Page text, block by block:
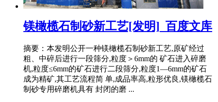
镁橄榄石制砂新工艺[发明]_百度文库
摘要：本发明公开一种镁橄榄石制砂新工艺,原矿经过
粗、中碎后进行一段筛分,粒度＞6mm的 矿石进入碎磨
机,粒度≤6mm的矿石进行二段筛分,粒度1—6mm的矿石
成为精矿,其工艺流程简 单,成品率高,粒形优良,镁橄榄石
制砂专用碎磨机具有 封闭的磨 ...